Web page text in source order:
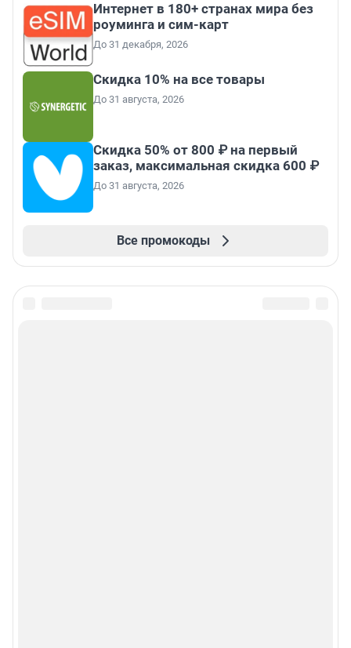
Интернет в 180+ странах мира без
роуминга и сим-карт
До 31 декабря, 2026
Скидка 10% на все товары
До 31 августа, 2026
Скидка 50% от 800 ₽ на первый
заказ, максимальная скидка 600 ₽
До 31 августа, 2026
Все промокоды